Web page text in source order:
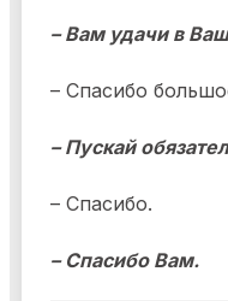
– Вам удачи в
– Спасибо
– Пускай
– Спасибо.
– Спасибо Вам.